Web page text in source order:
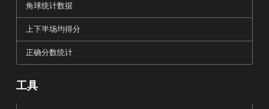
角球统计数据
上下半场均得分
正确分数统计
工具